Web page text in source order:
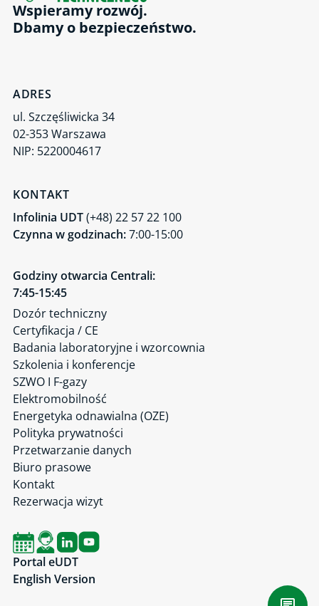
Wspieramy rozwój.
Dbamy o bezpieczeństwo.
ADRES
ul. Szczęśliwicka 34
02-353 Warszawa
NIP: 5220004617
KONTAKT
Infolinia UDT(+48) 22 57 22 100
Czynna w godzinach:7:00-15:00
Godziny otwarcia Centrali:
7:45-15:45
Dozór techniczny
Certyfikacja / CE
Badania laboratoryjne i wzorcownia
Szkolenia i konferencje
SZWO I F-gazy
Elektromobilność
Energetyka odnawialna (OZE)
Polityka prywatności
Przetwarzanie danych
Biuro prasowe
Kontakt
Rezerwacja wizyt
Portal eUDT
English Version